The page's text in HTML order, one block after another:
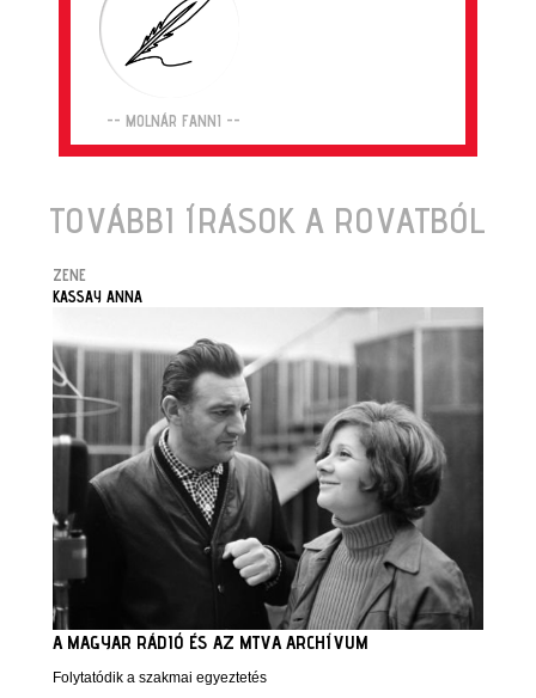
-- MOLNÁR FANNI --
TOVÁBBI ÍRÁSOK A ROVATBÓL
ZENE
KASSAY ANNA
A MAGYAR RÁDIÓ ÉS AZ MTVA ARCHÍVUM
Folytatódik a szakmai egyeztetés